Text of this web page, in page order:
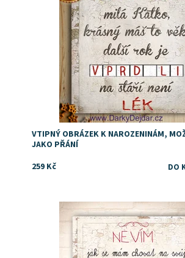
VTIPNÝ OBRÁZEK K NAROZENINÁM,
JAKO PŘÁNÍ
259 Kč
Dostupnost: Skladem